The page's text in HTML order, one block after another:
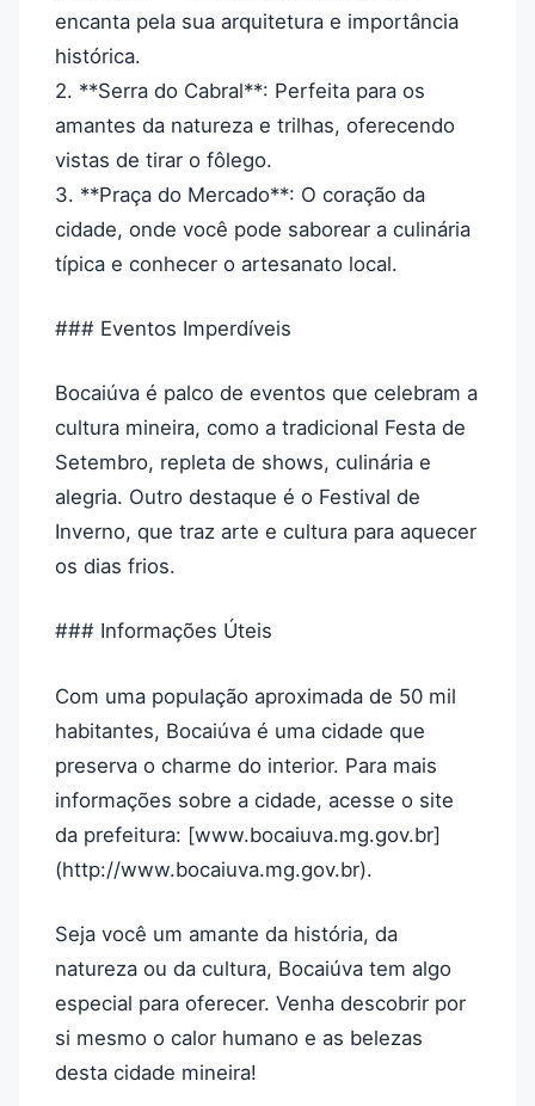
encanta pela sua arquitetura e importância
histórica.
2. **Serra do Cabral**: Perfeita para os
amantes da natureza e trilhas, oferecendo
vistas de tirar o fôlego.
3. **Praça do Mercado**: O coração da
cidade, onde você pode saborear a culinária
típica e conhecer o artesanato local.
### Eventos Imperdíveis
Bocaiúva é palco de eventos que celebram a
cultura mineira, como a tradicional Festa de
Setembro, repleta de shows, culinária e
alegria. Outro destaque é o Festival de
Inverno, que traz arte e cultura para aquecer
os dias frios.
### Informações Úteis
Com uma população aproximada de 50 mil
habitantes, Bocaiúva é uma cidade que
preserva o charme do interior. Para mais
informações sobre a cidade, acesse o site
da prefeitura: [www.bocaiuva.mg.gov.br]
(http://www.bocaiuva.mg.gov.br).
Seja você um amante da história, da
natureza ou da cultura, Bocaiúva tem algo
especial para oferecer. Venha descobrir por
si mesmo o calor humano e as belezas
desta cidade mineira!